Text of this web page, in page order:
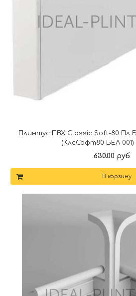
Плинтус ПВХ Classic Soft-80 Пл
(КлсСофт80 БЕЛ 001)
630.00 руб
В корзину